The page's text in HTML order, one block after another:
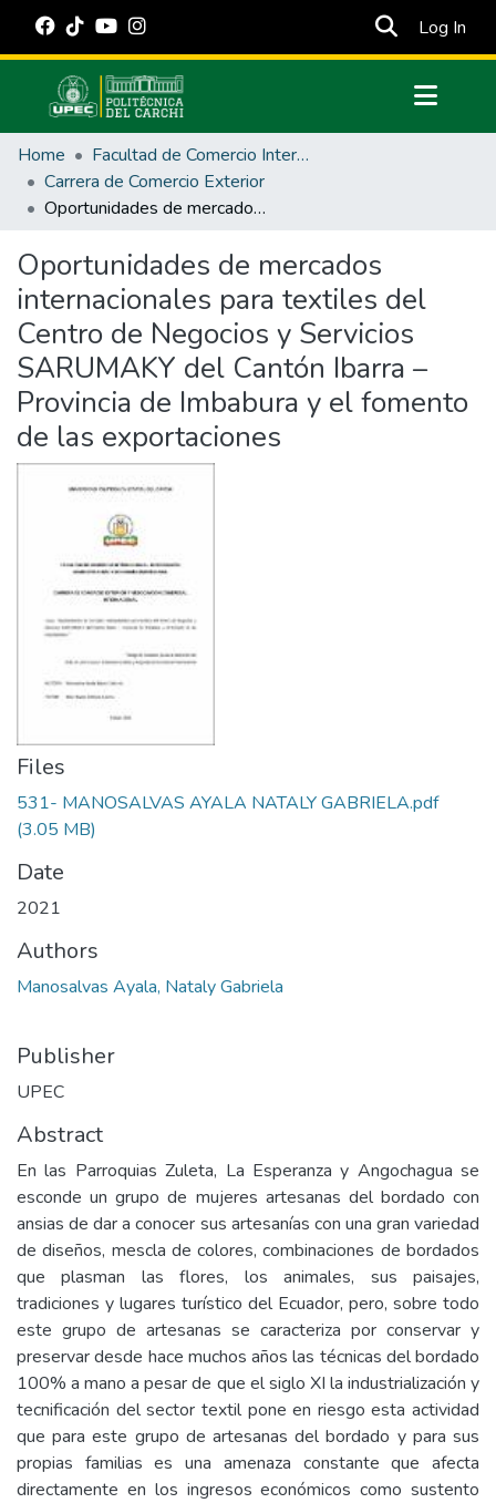
Log In
Communities & Collections
All of DSpace
Statistics
Estadísticas Externas
Manuales
Home
Facultad de Comercio Internacional, Integración, Administración y Economía Empresarial
Carrera de Comercio Exterior
Oportunidades de mercados internacionales para textiles del Centro de Negocios y Servicios SARUMAKY del Cantón Ibarra – Provincia de Imbabura y el fomento de las exportaciones
Oportunidades de mercados
internacionales para textiles del
Centro de Negocios y Servicios
SARUMAKY del Cantón Ibarra –
Provincia de Imbabura y el fomento
de las exportaciones
Files
531- MANOSALVAS AYALA NATALY GABRIELA.pdf
(3.05 MB)
Date
2021
Authors
Manosalvas Ayala, Nataly Gabriela
Publisher
UPEC
Abstract
En las Parroquias Zuleta, La Esperanza y Angochagua se
esconde un grupo de mujeres artesanas del bordado con
ansias de dar a conocer sus artesanías con una gran variedad
de diseños, mescla de colores, combinaciones de bordados
que plasman las flores, los animales, sus paisajes,
tradiciones y lugares turístico del Ecuador, pero, sobre todo
este grupo de artesanas se caracteriza por conservar y
preservar desde hace muchos años las técnicas del bordado
100% a mano a pesar de que el siglo XI la industrialización y
tecnificación del sector textil pone en riesgo esta actividad
que para este grupo de artesanas del bordado y para sus
propias familias es una amenaza constante que afecta
directamente en los ingresos económicos como sustento